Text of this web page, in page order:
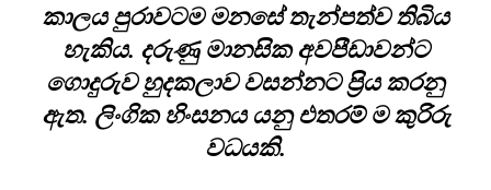
කාලය පුරාවටම මනසේ තැන්පත්ව තිබිය
හැකිය. දරුණු මානසික අවපීඩාවන්ට
ගොදුරුව හුදකලාව වසන්නට ප්‍රිය කරනු
ඇත. ලිංගික හිංසනය යනු එතරම් ම කුරිරු
වධයකි.